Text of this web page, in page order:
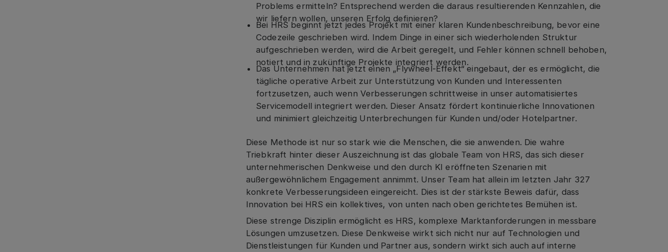
Problems ermitteln? Entsprechend werden die daraus resultierenden Kennzahlen, die
wir liefern wollen, unseren Erfolg definieren?
Bei HRS beginnt jetzt jedes Projekt mit einer klaren Kundenbeschreibung, bevor eine
Codezeile geschrieben wird. Indem Dinge in einer sich wiederholenden Struktur
aufgeschrieben werden, wird die Arbeit geregelt, und Fehler können schnell behoben,
notiert und in zukünftige Projekte integriert werden.
Das Unternehmen hat jetzt einen „Flywheel-Effekt“ eingebaut, der es ermöglicht, die
tägliche operative Arbeit zur Unterstützung von Kunden und Interessenten
fortzusetzen, auch wenn Verbesserungen schrittweise in unser automatisiertes
Servicemodell integriert werden. Dieser Ansatz fördert kontinuierliche Innovationen
und minimiert gleichzeitig Unterbrechungen für Kunden und/oder Hotelpartner.
Diese Methode ist nur so stark wie die Menschen, die sie anwenden. Die wahre
Triebkraft hinter dieser Auszeichnung ist das globale Team von HRS, das sich dieser
unternehmerischen Denkweise und den durch KI eröffneten Szenarien mit
außergewöhnlichem Engagement annimmt. Unser Team hat allein im letzten Jahr 327
konkrete Verbesserungsideen eingereicht. Dies ist der stärkste Beweis dafür, dass
Innovation bei HRS ein kollektives, von unten nach oben gerichtetes Bemühen ist.
Diese strenge Disziplin ermöglicht es HRS, komplexe Marktanforderungen in messbare
Lösungen umzusetzen. Diese Denkweise wirkt sich nicht nur auf Technologien und
Dienstleistungen für Kunden und Partner aus, sondern wirkt sich auch auf interne